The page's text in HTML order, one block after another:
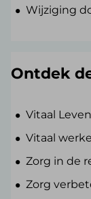
Wijziging
Ontdek
Vitaal Leven
Vitaal
Zorg in de
Zorg